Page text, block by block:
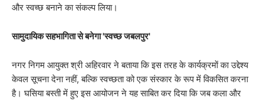
और स्वच्छ बनाने का संकल्प लिया।
सामुदायिक सहभागिता से बनेगा 'स्वच्छ जबलपुर'
​नगर निगम आयुक्त श्री अहिरवार ने बताया कि इस तरह के कार्यक्रमों का उद्देश्य
केवल सूचना देना नहीं, बल्कि स्वच्छता को एक संस्कार के रूप में विकसित करना
है। घसिया बस्ती में हुए इस आयोजन ने यह साबित कर दिया कि जब कला और